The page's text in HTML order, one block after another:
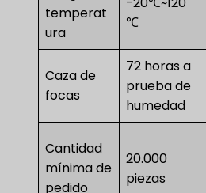
temperat
ura
℃
Caza de
focas
72 horas a
prueba de
humedad
Cantidad
mínima de
pedido
20.000
piezas